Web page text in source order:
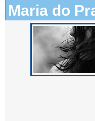
Maria do